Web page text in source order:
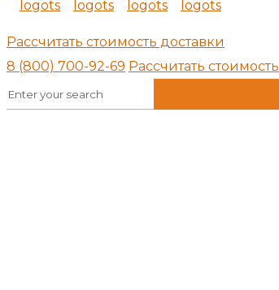
Рассчитать стоимость доставки
8 (800) 700-92-69 Рассчитать